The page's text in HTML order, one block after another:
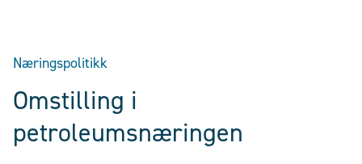
Næringspolitikk
Omstilling i
petroleumsnæringen